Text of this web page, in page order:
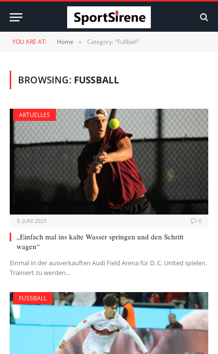
YOU ARE AT: Home » Category: "Fußball"
BROWSING: FUSSBALL
AKTUELLES
3. JUNI 2023 0
„Einfach mal ins kalte Wasser springen und den Schritt
wagen“
Einmal in der ausverkauften Audi Field Arena für D. C. United spielen.
Trainiert zu werden…
FUSSBALL